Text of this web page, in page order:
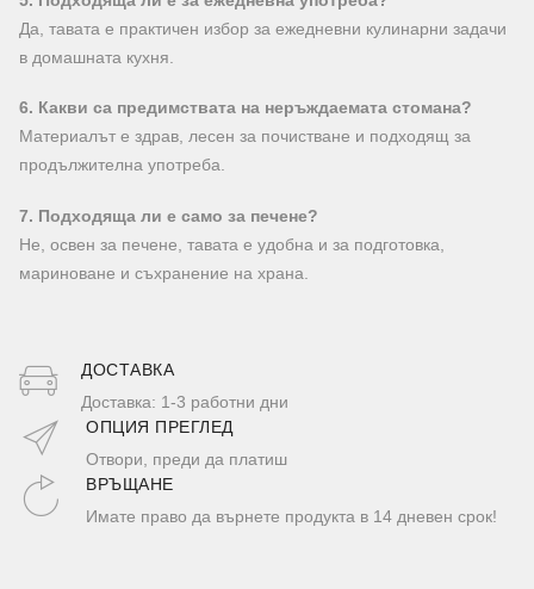
Да, тавата е практичен избор за ежедневни кулинарни задачи
в домашната кухня.
6. Какви са предимствата на неръждаемата стомана?
Материалът е здрав, лесен за почистване и подходящ за
продължителна употреба.
7. Подходяща ли е само за печене?
Не, освен за печене, тавата е удобна и за подготовка,
мариноване и съхранение на храна.
ДОСТАВКA
Доставка: 1-3 работни дни
ОПЦИЯ ПРЕГЛЕД
Отвори, преди да платиш
ВРЪЩАНЕ
Имате право да върнете продукта в 14 дневен срок!